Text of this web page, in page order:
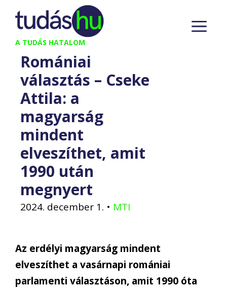
Kilépés
tartalomba
A TUDÁS HATALOM
Romániai
választás – Cseke
Attila: a
magyarság
mindent
elveszíthet, amit
1990 után
megnyert
2024. december 1. • MTI
Az erdélyi magyarság mindent
elveszíthet a vasárnapi romániai
parlamenti választáson, amit 1990 óta